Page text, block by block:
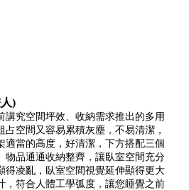
)
講究空間坪效、收納需求推出的多用
空間又容易累積灰塵，不易清潔，
適當的高度，好清潔，下方搭配三個
物品通通收納整齊，讓臥室空間充分
得凌亂，臥室空間視覺延伸顯得更大
，符合人體工學弧度，讓您睡覺之前